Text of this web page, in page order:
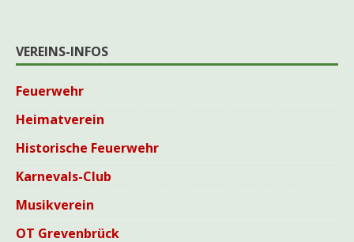
VEREINS-INFOS
Feuerwehr
Heimatverein
Historische Feuerwehr
Karnevals-Club
Musikverein
OT Grevenbrück